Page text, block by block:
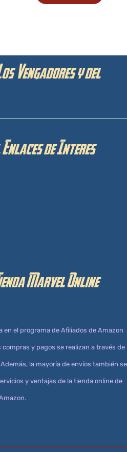
Vengadores y del
de Interes
Marvel Online
el programa de Afiliados de Amazon
y pagos se realizan a través de
la mayoría de envíos también se
y ventajas de la tienda online de